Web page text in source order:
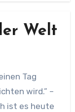
Welt
Tag
wird.” –
ist es heute